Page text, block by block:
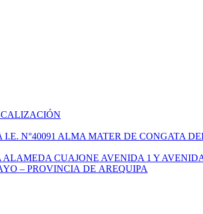
N°40091 ALMA MATER DE CONGATA
CUAJONE AVENIDA 1 Y
– PROVINCIA DE AREQUIPA